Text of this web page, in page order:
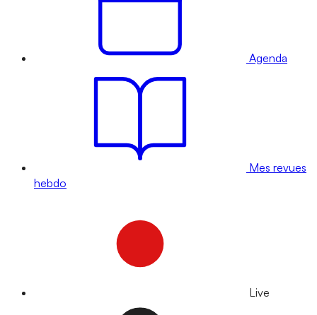
Agenda
Mes revues
hebdo
Live